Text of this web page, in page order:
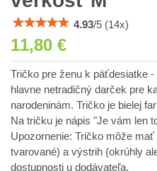
4.93/5 (14x)
11,80 €
Tričko pre ženu k päťdesiatke
hlavne netradičný darček pre
narodeninám. Tričko je bielej
Na tričku je nápis "Je vám len
Upozornenie: Tričko môže
tvarované) a výstrih (okrúhly
dostupnosti u dodávateľa.